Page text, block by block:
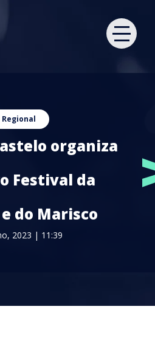
Regional
organiza
Festival da
do Marisco
2023 | 11:39